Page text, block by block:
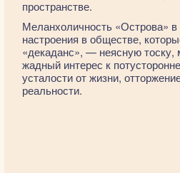
пространстве.
Меланхоличность «Острова» в
настроения в обществе,
«декаданс», — неясную тоску,
жадный интерес к
усталости от жизни,
реальности.